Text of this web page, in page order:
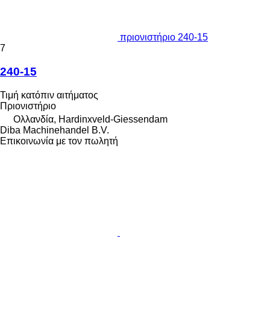
πριονιστήριο 240-15
7
240-15
Τιμή κατόπιν αιτήματος
Πριονιστήριο
Ολλανδία, Hardinxveld-Giessendam
Diba Machinehandel B.V.
Επικοινωνία με τον πωλητή